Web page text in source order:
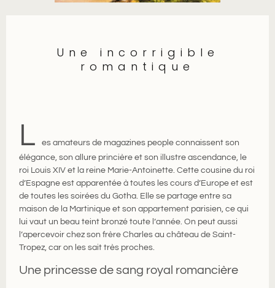
Une incorrigible
romantique
L
es amateurs de magazines people connaissent son
élégance, son allure princière et son illustre ascendance, le
roi Louis XIV et la reine Marie-Antoinette. Cette cousine du roi
d’Espagne est apparentée à toutes les cours d’Europe et est
de toutes les soirées du Gotha. Elle se partage entre sa
maison de la Martinique et son appartement parisien, ce qui
lui vaut un beau teint bronzé toute l’année. On peut aussi
l’apercevoir chez son frère Charles au château de Saint-
Tropez, car on les sait très proches.
Une princesse de sang royal romancière